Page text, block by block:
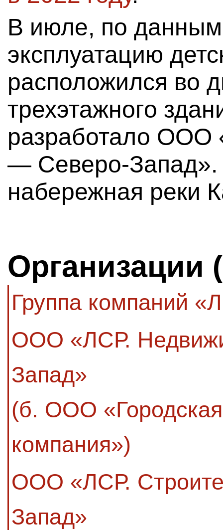
В июле, по
эксплуатацию
расположился во
трехэтажного
разработало ООО
— Северо-Запад».
набережная реки
Организации
Группа компаний
ООО «ЛСР.
Запад»
(б. ООО
компания»)
ООО «ЛСР.
Запад»